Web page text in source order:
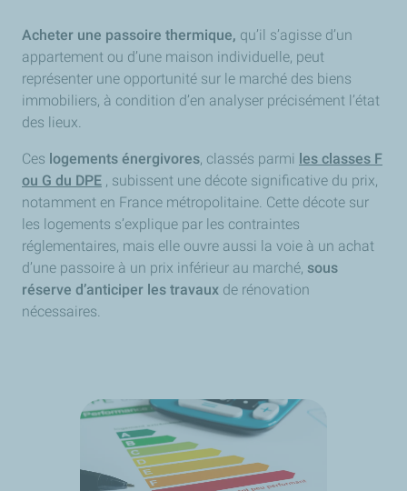
Acheter une passoire thermique, qu’il s’agisse d’un
appartement ou d’une maison individuelle, peut
représenter une opportunité sur le marché des biens
immobiliers, à condition d’en analyser précisément l’état
des lieux.
Ces logements énergivores, classés parmi les classes F
ou G du DPE , subissent une décote significative du prix,
notamment en France métropolitaine. Cette décote sur
les logements s’explique par les contraintes
réglementaires, mais elle ouvre aussi la voie à un achat
d’une passoire à un prix inférieur au marché, sous
réserve d’anticiper les travaux de rénovation
nécessaires.